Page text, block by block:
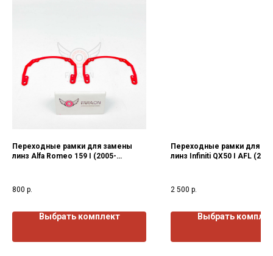
Переходные рамки для замены
линз Alfa Romeo 159 I (2005-
800 р.
Выбрать комплект
Переходные рамки для
линз Infiniti QX50 I AFL
2 500 р.
Выбрать